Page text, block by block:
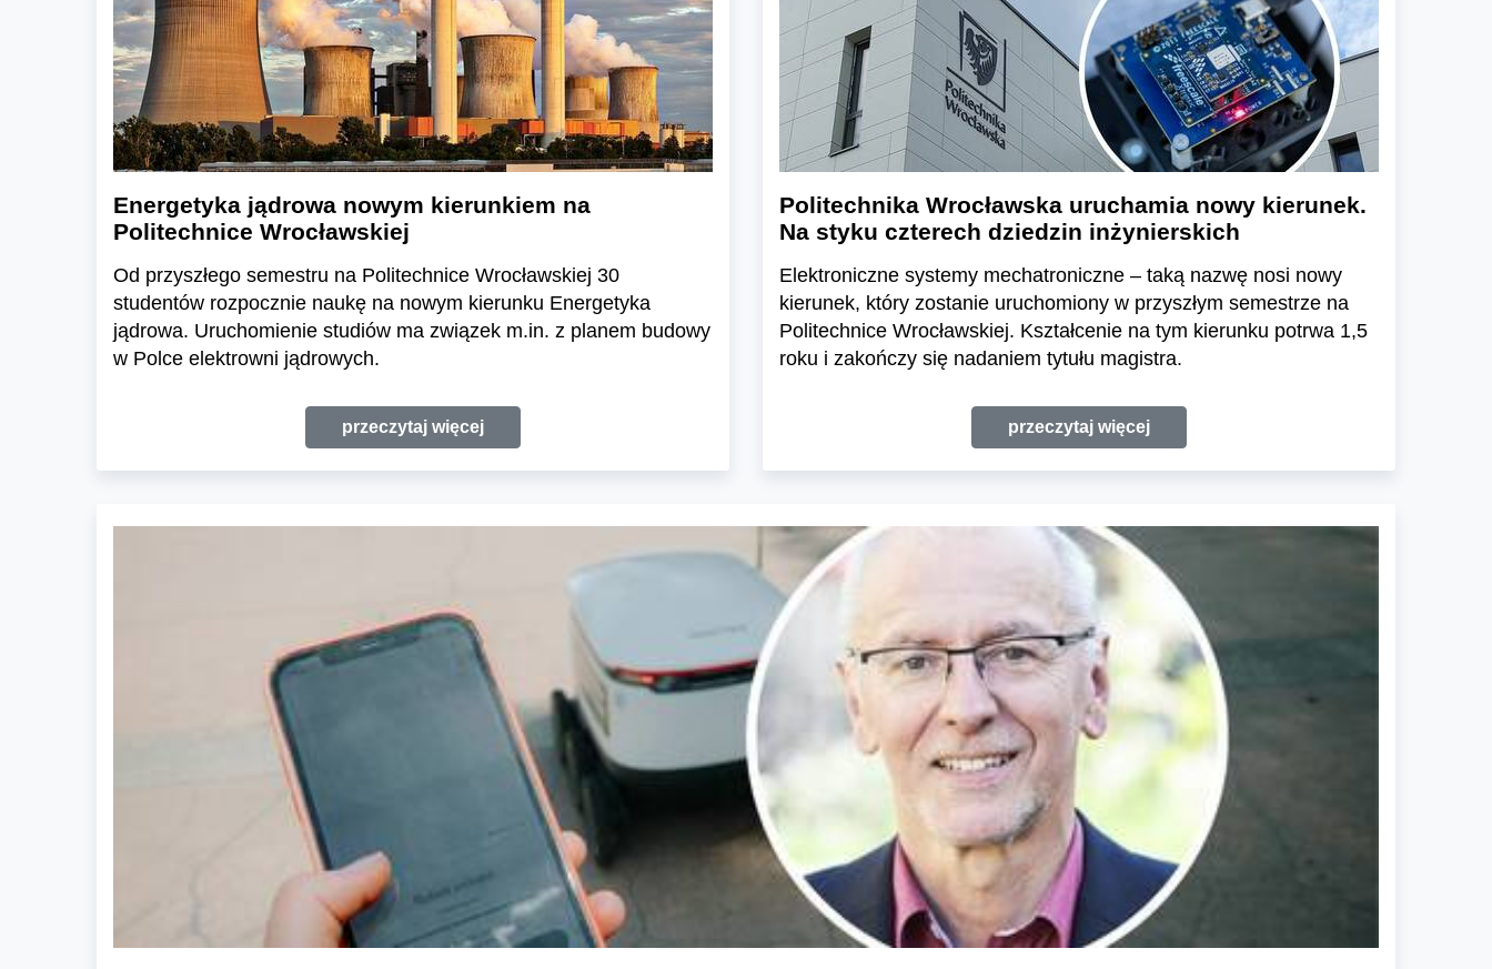
Energetyka jądrowa nowym kierunkiem na
Politechnice Wrocławskiej
Od przyszłego semestru na Politechnice Wrocławskiej 30
studentów rozpocznie naukę na nowym kierunku Energetyka
jądrowa. Uruchomienie studiów ma związek m.in. z planem budowy
w Polce elektrowni jądrowych.
przeczytaj więcej
Politechnika Wrocławska uruchamia nowy kierunek.
Na styku czterech dziedzin inżynierskich
Elektroniczne systemy mechatroniczne – taką nazwę nosi nowy
kierunek, który zostanie uruchomiony w przyszłym semestrze na
Politechnice Wrocławskiej. Kształcenie na tym kierunku potrwa 1,5
roku i zakończy się nadaniem tytułu magistra.
przeczytaj więcej